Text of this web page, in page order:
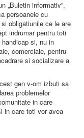
„Buletin informativ”,
persoanele cu
obligatiunile ce le are
indrumar pentru toti
si, nu in
comerciale, pentru
si socializare a
gen v-om izbuti sa
problemelor
in care
in care toti vor avea